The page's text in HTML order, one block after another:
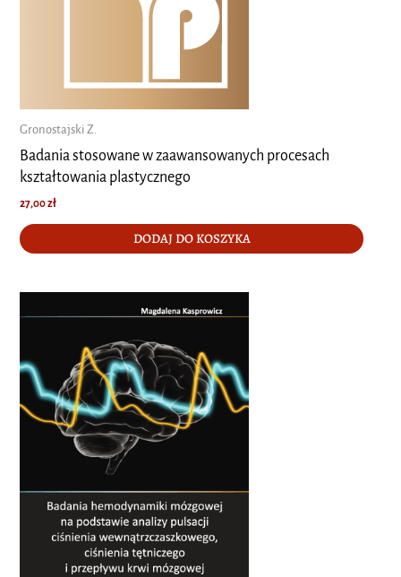
Gronostajski Z.
Badania stosowane w zaawansowanych procesach
kształtowania plastycznego
27,00zł
DODAJ DO KOSZYKA